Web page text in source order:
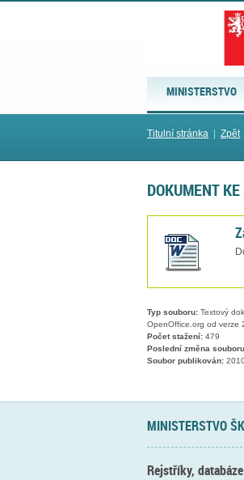
MINISTERSTVO
Titulní stránka Zpět
DOKUMENT
Typ souboru: Textový
OpenOffice.org od verze
Počet stažení: 479
Poslední změna
Soubor publikován:
MINISTERSTVO
Rejstříky, databáze